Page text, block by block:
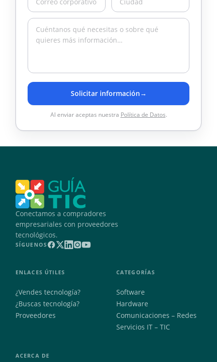
Solicitar información→
Al enviar aceptas nuestra Política de Datos.
Conectamos a compradores
empresariales con proveedores
tecnológicos.
SÍGUENOS
ENLACES ÚTILES
¿Vendes tecnología?
¿Buscas tecnología?
Proveedores
CATEGORÍAS
Software
Hardware
Comunicaciones – Redes
Servicios IT – TIC
ACERCA DE